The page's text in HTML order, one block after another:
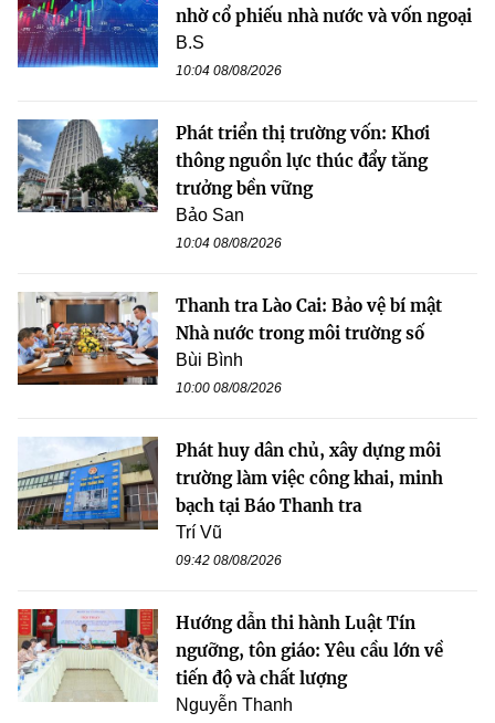
nhờ cổ phiếu nhà nước và vốn ngoại
B.S
10:04 08/08/2026
Phát triển thị trường vốn: Khơi
thông nguồn lực thúc đẩy tăng
trưởng bền vững
Bảo San
10:04 08/08/2026
Thanh tra Lào Cai: Bảo vệ bí mật
Nhà nước trong môi trường số
Bùi Bình
10:00 08/08/2026
Phát huy dân chủ, xây dựng môi
trường làm việc công khai, minh
bạch tại Báo Thanh tra
Trí Vũ
09:42 08/08/2026
Hướng dẫn thi hành Luật Tín
ngưỡng, tôn giáo: Yêu cầu lớn về
tiến độ và chất lượng
Nguyễn Thanh